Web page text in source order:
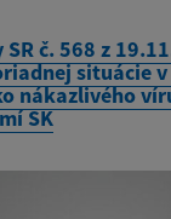
SR č. 568 z
situácie
nákazlivého
SK